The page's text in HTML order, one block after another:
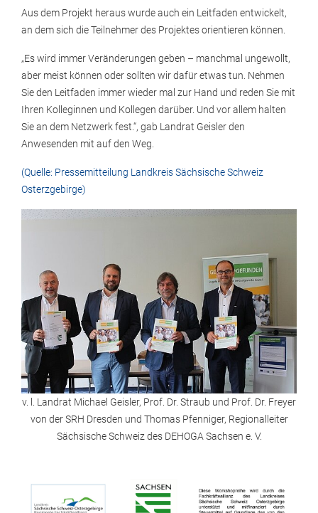
Aus dem Projekt heraus wurde auch ein Leitfaden entwickelt,
an dem sich die Teilnehmer des Projektes orientieren können.
„Es wird immer Veränderungen geben – manchmal ungewollt,
aber meist können oder sollten wir dafür etwas tun. Nehmen
Sie den Leitfaden immer wieder mal zur Hand und reden Sie mit
Ihren Kolleginnen und Kollegen darüber. Und vor allem halten
Sie an dem Netzwerk fest.“, gab Landrat Geisler den
Anwesenden mit auf den Weg.
(Quelle: Pressemitteilung Landkreis Sächsische Schweiz
Osterzgebirge)
v. l. Landrat Michael Geisler, Prof. Dr. Straub und Prof. Dr. Freyer
von der SRH Dresden und Thomas Pfenniger, Regionalleiter
Sächsische Schweiz des DEHOGA Sachsen e. V.